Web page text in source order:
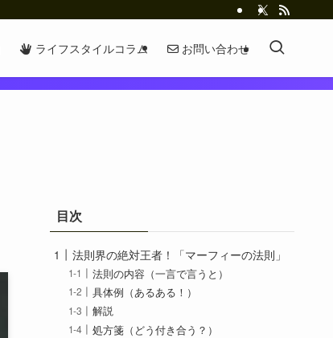
ライフスタイルコラム お問い合わせ
目次
法則界の絶対王者！「マーフィーの法則」
法則の内容（一言で言うと）
具体例（あるある！）
解説
処方箋（どう付き合う？）